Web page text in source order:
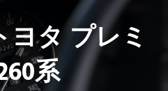
ヨタ プレミ
系